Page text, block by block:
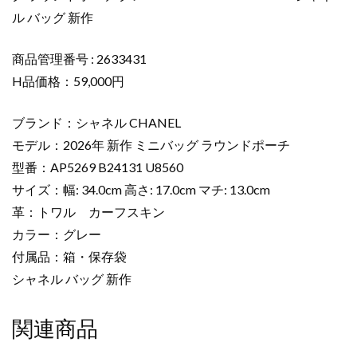
ラ
ン
ド
ー
グ
レ
ー
AP5269
B24131
U8560
シ
ャ
ル
ル バッグ 新作
商品管理番号 : 2633431
H品価格：59,000円
ブランド：シャネル CHANEL
モデル：2026年 新作 ミニバッグ ラウンドポーチ
型番：AP5269 B24131 U8560
サイズ：幅: 34.0cm 高さ: 17.0cm マチ: 13.0cm
革：トワル カーフスキン
カラー：グレー
付属品：箱・保存袋
シャネル バッグ 新作
関連商品